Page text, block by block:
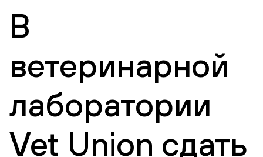
В
ветеринарной
лаборатории
Vet Union сдать